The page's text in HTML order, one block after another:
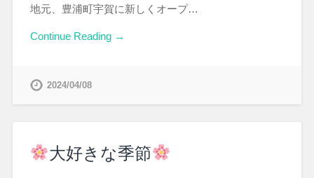
地元、豊浦町宇賀に新しくオープ…
Continue Reading →
2024/04/08
大好きな季節